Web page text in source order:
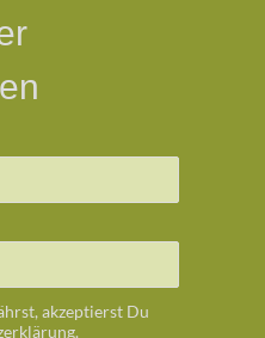
akzeptierst Du